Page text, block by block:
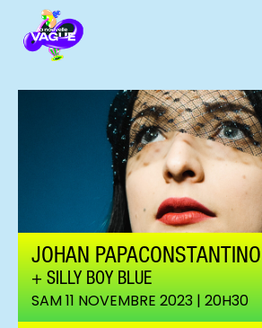
JOHAN PAPACONSTANTINO
SILLY BOY BLUE
SAM 11 NOVEMBRE 2023 | 20H30